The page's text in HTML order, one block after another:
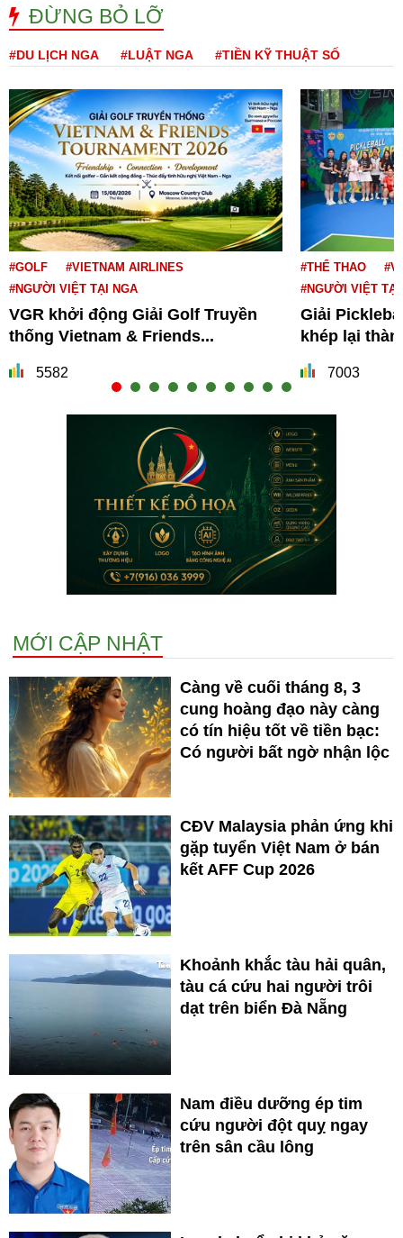
ĐỪNG BỎ LỠ
#DU LỊCH NGA #LUẬT NGA #TIỀN KỸ THUẬT SỐ
#GOLF
#VIETNAM AIRLINES
#NGƯỜI VIỆT TẠI NGA
VGR khởi động Giải Golf Truyền
thống Vietnam & Friends...
5582
#THỂ THAO
#NGƯỜI VIỆT TẠI
Giải
khép lại
7003
MỚI CẬP NHẬT
Càng về cuối tháng 8, 3
cung hoàng đạo này càng
có tín hiệu tốt về tiền bạc:
Có người bất ngờ nhận lộc
CĐV Malaysia phản ứng khi
gặp tuyển Việt Nam ở bán
kết AFF Cup 2026
Khoảnh khắc tàu hải quân,
tàu cá cứu hai người trôi
dạt trên biển Đà Nẵng
Nam điều dưỡng ép tim
cứu người đột quỵ ngay
trên sân cầu lông